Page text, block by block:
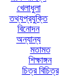
খেলাধুলা
তথ্যপ্রযুক্তি
বিনোদন
অন্যান্য
মতামত
শিক্ষাঙ্গন
চিত্র বিচিত্র